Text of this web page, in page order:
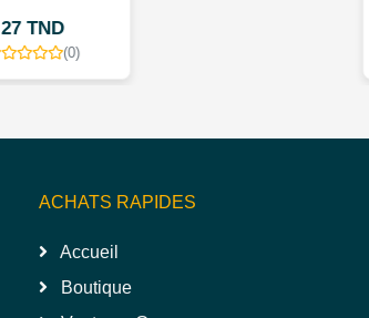
27 TND
(0)
ACHATS RAPIDES
Accueil
Boutique